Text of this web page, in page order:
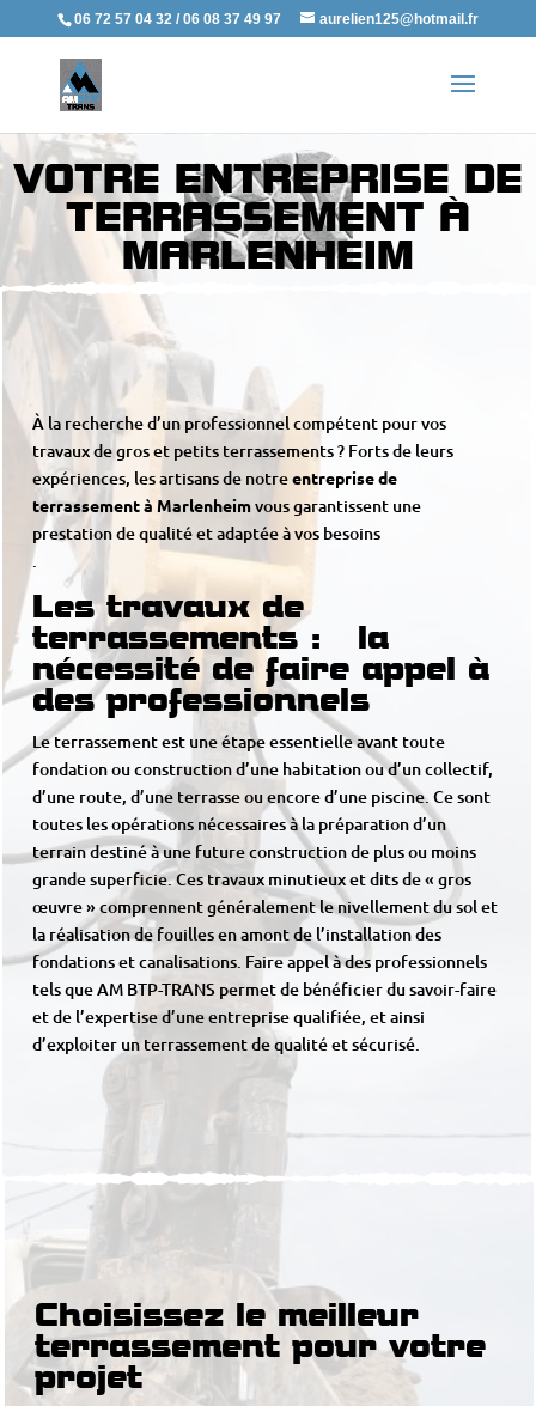
06 72 57 04 32 / 06 08 37 49 97 aurelien125@hotmail.fr
VOTRE ENTREPRISE DE
TERRASSEMENT À
MARLENHEIM
À la recherche d’un professionnel compétent pour vos
travaux de gros et petits terrassements ? Forts de leurs
expériences, les artisans de notreentreprise de
terrassement à Marlenheimvous garantissent une
prestation de qualité et adaptée à vos besoins
.
Les travaux de
terrassements : la
nécessité de faire appel à
des professionnels
Le terrassement est une étape essentielle avant toute
fondation ou construction d’une habitation ou d’un collectif,
d’une route, d’une terrasse ou encore d’une piscine. Ce sont
toutes les opérations nécessaires à la préparation d’un
terrain destiné à une future construction de plus ou moins
grande superficie. Ces travaux minutieux et dits de « gros
œuvre » comprennent généralement le nivellement du sol et
la réalisation de fouilles en amont de l’installation des
fondations et canalisations. Faire appel à des professionnels
tels que AM BTP-TRANS permet de bénéficier du savoir-faire
et de l’expertise d’une entreprise qualifiée, et ainsi
d’exploiter un terrassement de qualité et sécurisé.
Choisissez le meilleur
terrassement pour votre
projet